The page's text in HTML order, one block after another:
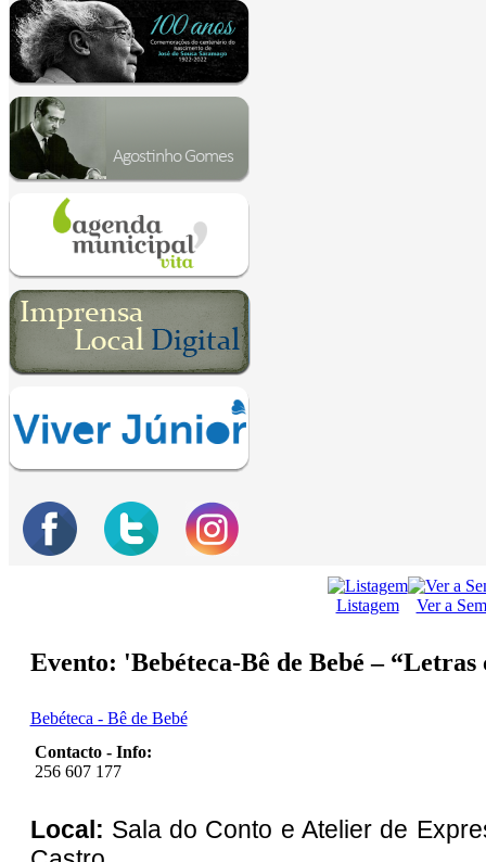
Listagem Ver a
Evento: 'Bebéteca-Bê de Bebé –
Bebéteca - Bê de Bebé
Contacto - Info:
256 607 177
Local: Sala do Conto e Atelier de